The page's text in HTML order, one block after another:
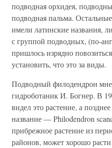
подводная орхидея,
подводная пальма.
имели латинские названия,
с группой подводных, (по-
пришлось изрядно
установить, что это за виды.
Подводный филодендрон
гидроботаник И. Богнер. В
видел это растение, а
название — Philodendron
прибрежное растение из
районов, может хорошо